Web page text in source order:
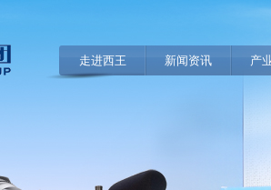
走进西王 新闻资讯 产